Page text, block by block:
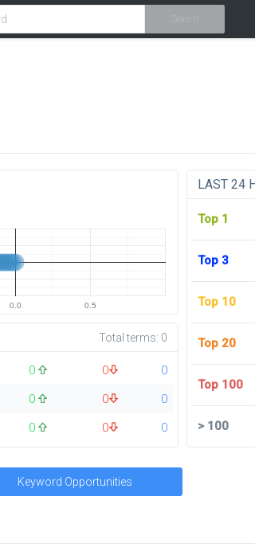
0.0 0.5
Total terms: 0
0 0
0
0 0
0
0 0 0
LAST 24
Top 1
Top 3
Top 10
Top 20
Top 100
>100
Keyword Opportunities